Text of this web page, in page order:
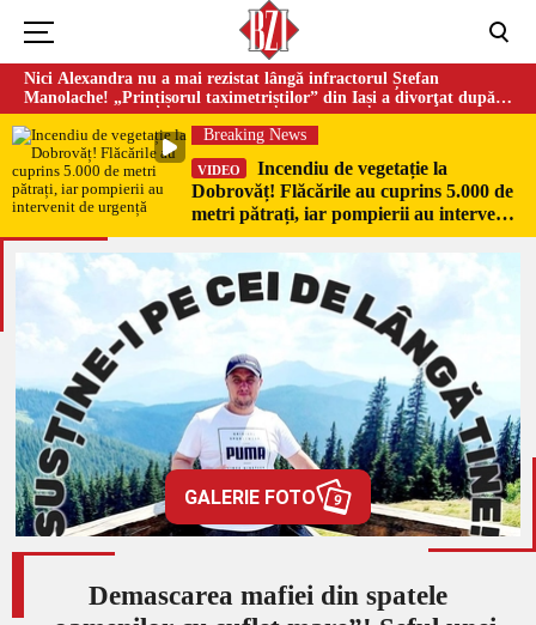
Nici Alexandra nu a mai rezistat lângă infractorul Ștefan
Manolache! „Prințișorul taximetriștilor” din Iași a divorţat după
doi ani de căsnicie
Breaking News
VIDEO
Incendiu de vegetație la
Dobrovăț! Flăcările au cuprins 5.000 de
metri pătrați, iar pompierii au intervenit
de urgență
GALERIE FOTO 9
Demascarea mafiei din spatele